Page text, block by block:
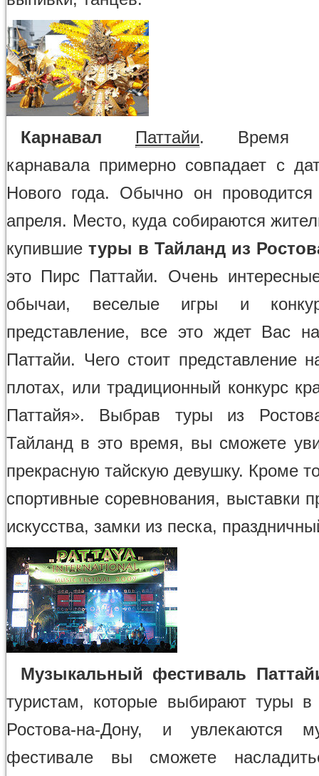
Карнавал Паттайи. Время
карнавала примерно совпадает с
Нового года. Обычно он
апреля. Место, куда собираются
купившие туры в Тайланд из
это Пирс Паттайи. Очень
обычаи, веселые игры и
представление, все это ждет Вас
Паттайи. Чего стоит представление
плотах, или традиционный конкурс
Паттайя». Выбрав туры из
Тайланд в это время, вы сможете
прекрасную тайскую девушку. Кроме
спортивные соревнования, выставки
искусства, замки из песка,
Музыкальный фестиваль
туристам, которые выбирают туры
Ростова-на-Дону, и увлекаются
фестивале вы сможете